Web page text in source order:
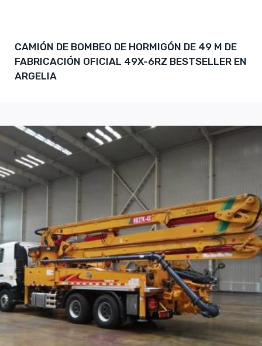
CAMIÓN DE BOMBEO DE HORMIGÓN DE 49 M DE
FABRICACIÓN OFICIAL 49X-6RZ BESTSELLER EN
ARGELIA